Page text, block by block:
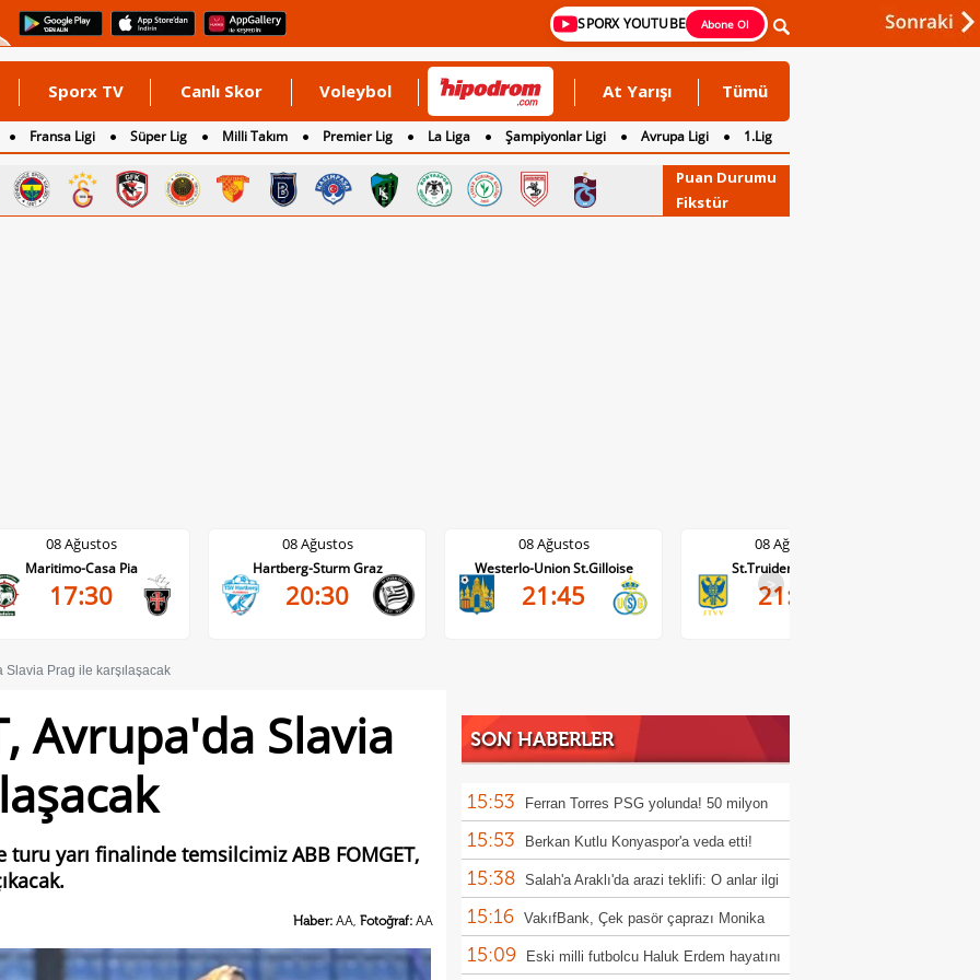
SPORX YOUTUBE Abone Ol
Sporx TV Canlı Skor Voleybol At Yarışı Tümü
Fransa Ligi Süper Lig Milli Takım Premier Lig La Liga Şampiyonlar Ligi Avrupa Ligi
1.Lig
Puan Durumu
Fikstür
08 Ağustos
Maritimo-Casa Pia
17:30
08 Ağustos
Hartberg-Sturm Graz
20:30
08 Ağustos
Westerlo-Union St.Gilloise
21:45
08 Ağustos
St.Truiden-Lommel
21:45
>
Slavia Prag ile karşılaşacak
Avrupa'da Slavia
turu yarı finalinde temsilcimiz ABB FOMGET,
Haber: AA, Fotoğraf: AA
SON HABERLER
15:53 Ferran Torres PSG yolunda! 50 milyon
euroluk transfer
15:53 Berkan Kutlu Konyaspor'a veda etti!
15:38 Salah'a Araklı'da arazi teklifi: O anlar ilgi
gördü
15:16 VakıfBank, Çek pasör çaprazı Monika
Brancuska'yı transfer etti
15:09 Eski milli futbolcu Haluk Erdem hayatını